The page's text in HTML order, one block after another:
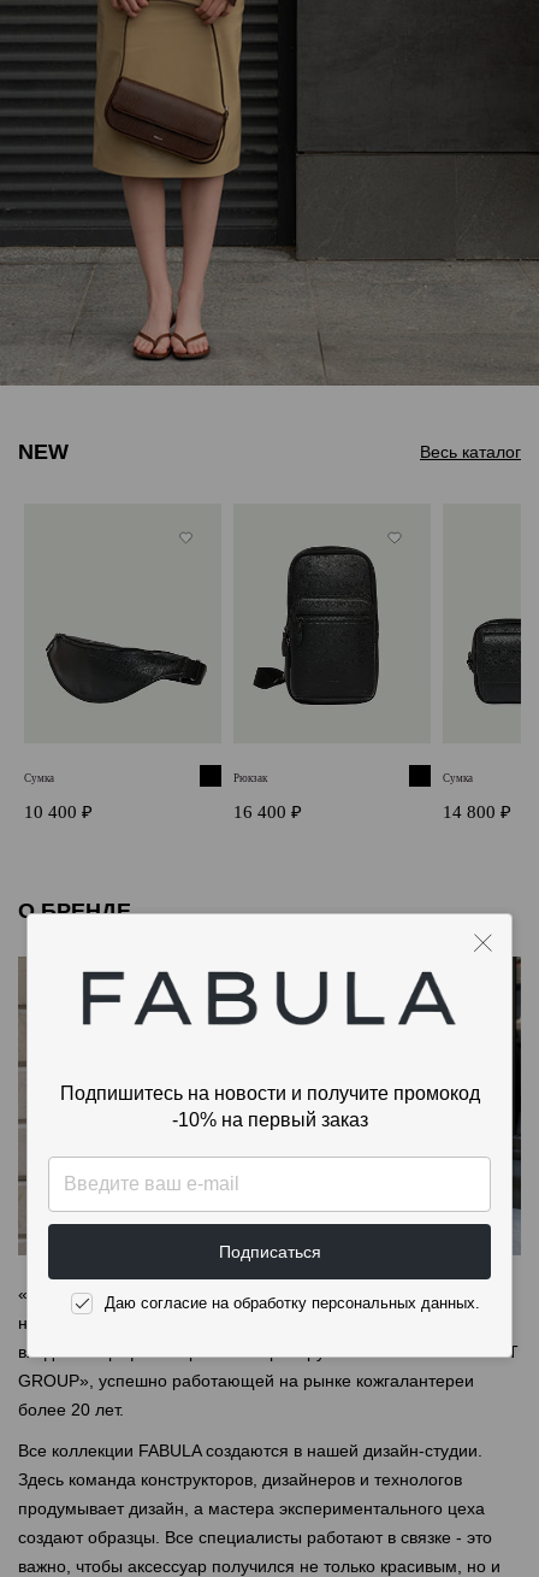
NEW Весь каталог
Cумка
10 400 ₽
Рюкзак
16 400 ₽
Сумка
14 800 ₽
О БРЕНДЕ
«FABULA» — торговая марка оригинальных аксессуаров из
натуральной кожи. ТМ «FABULA», основанная в 2014 году,
входит в портфель торговых марок группы компаний «ASKENT
GROUP», успешно работающей на рынке кожгалантереи
более 20 лет.
Все коллекции FABULA создаются в нашей дизайн-студии.
Здесь команда конструкторов, дизайнеров и технологов
продумывает дизайн, а мастера экспериментального цеха
создают образцы. Все специалисты работают в связке - это
важно, чтобы аксессуар получился не только красивым, но и
Подпишитесь на новости и получите промокод
-10% на первый заказ
Подписаться
Даю согласие на обработку персональных данных.